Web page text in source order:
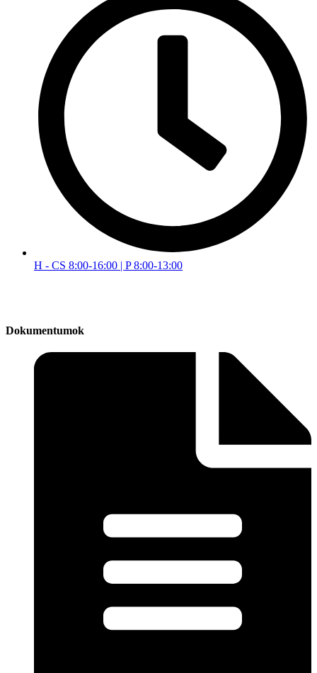
H - CS 8:00-16:00 | P 8:00-13:00
Dokumentumok